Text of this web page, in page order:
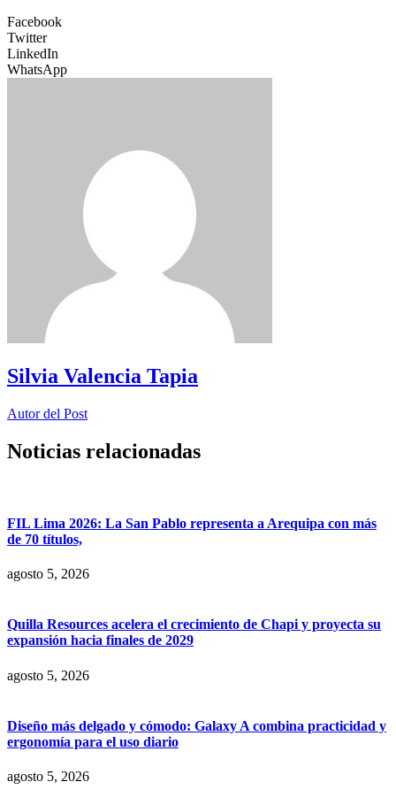
Facebook
Twitter
LinkedIn
WhatsApp
Silvia Valencia Tapia
Autor del Post
Noticias relacionadas
FIL Lima 2026: La San Pablo representa a Arequipa con más
de 70 títulos,
agosto 5, 2026
Quilla Resources acelera el crecimiento de Chapi y proyecta su
expansión hacia finales de 2029
agosto 5, 2026
Diseño más delgado y cómodo: Galaxy A combina practicidad y
ergonomía para el uso diario
agosto 5, 2026